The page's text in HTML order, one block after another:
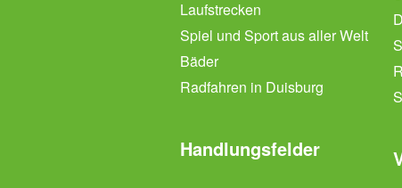
Laufstrecken
Spiel und Sport aus aller Welt
Bäder
Radfahren in Duisburg
Handlungsfelder